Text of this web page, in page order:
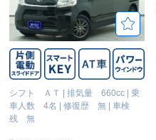
シフト ＡＴ |排気量 660cc |乗
車人数 4名
|修復歴 無 |車検
残 無